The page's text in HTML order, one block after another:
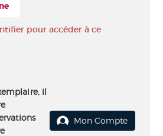
pour accéder à ce
il
Mon Compte